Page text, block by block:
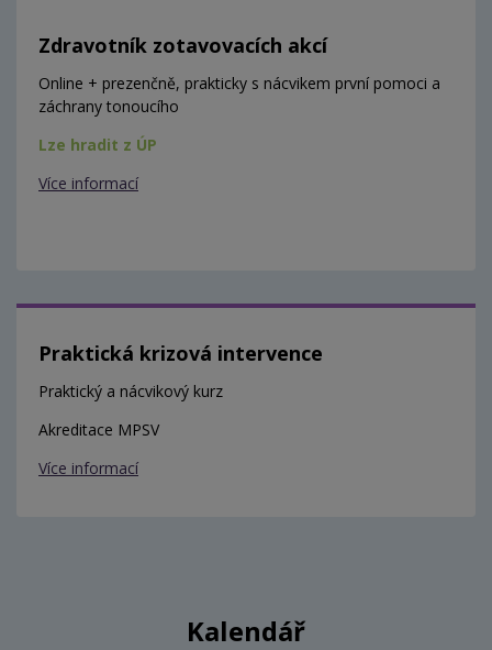
Zdravotník zotavovacích akcí
Online + prezenčně, prakticky s nácvikem první pomoci a
záchrany tonoucího
Lze hradit z ÚP
Více informací
Praktická krizová intervence
Praktický a nácvikový kurz
Akreditace MPSV
Více informací
Kalendář